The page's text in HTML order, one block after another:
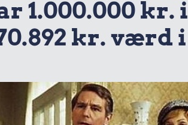
1.000.000 kr. i
kr. værd i